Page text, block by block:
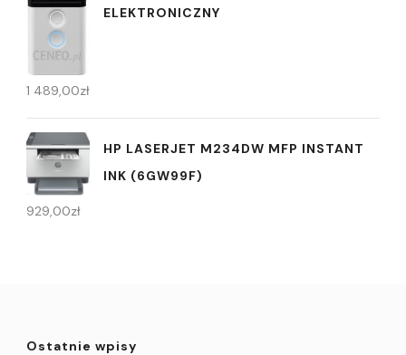
ELEKTRONICZNY
1 489,00zł
HP LASERJET M234DW MFP INSTANT
INK (6GW99F)
929,00zł
Ostatnie wpisy